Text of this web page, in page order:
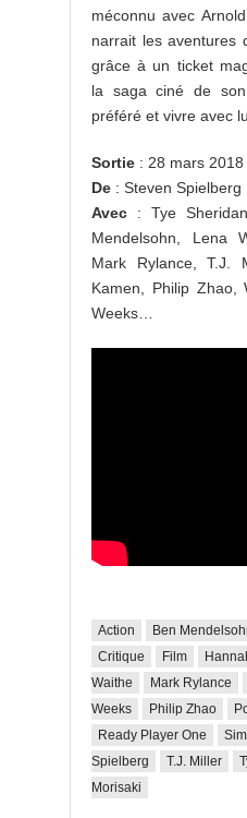
méconnu avec
narrait les aventures
grâce à un ticket
la saga ciné de
préféré et vivre avec
Sortie : 28 mars 2018
De : Steven Spielberg
Avec : Tye
Mendelsohn, Lena
Mark Rylance, T.J.
Kamen, Philip Zhao,
Weeks…
Action Ben
Critique
Film
Waithe
Mark Rylance
Weeks
Philip Zhao
Ready Player One
Spielberg
T.J. Miller
Morisaki